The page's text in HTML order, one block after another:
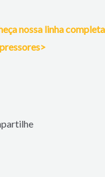
nossa linha